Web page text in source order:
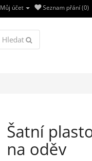
Můj účet Seznam přání (0)
Hledat
Šatní
na oděv